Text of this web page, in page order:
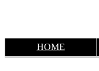
HOME